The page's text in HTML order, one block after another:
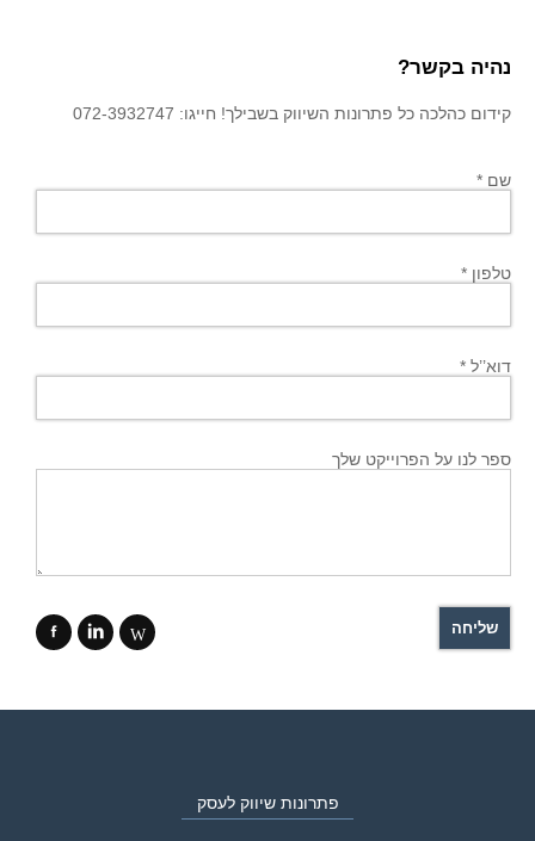
נהיה בקשר?
קידום כהלכה כל פתרונות השיווק בשבילך! חייגו: 072-3932747
שם *
טלפון *
דוא’’ל *
ספר לנו על הפרוייקט שלך
f i W
פתרונות שיווק לעסק